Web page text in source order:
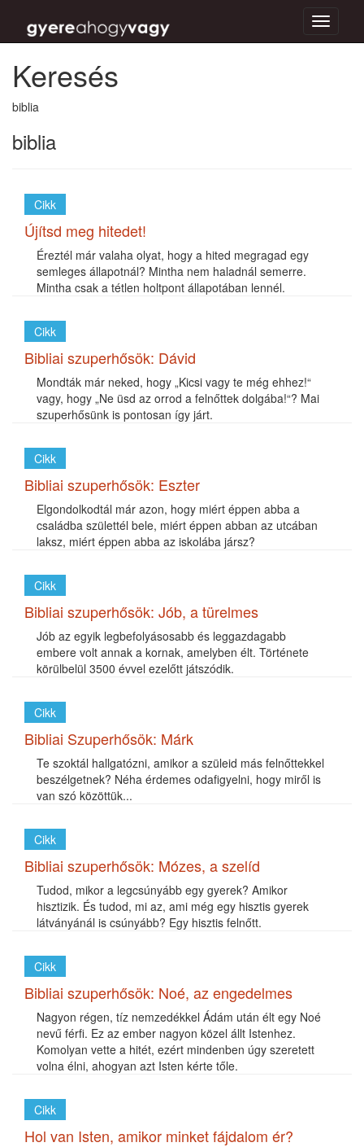
Toggle
Keresés
biblia
biblia
Cikk
Újítsd meg hitedet!
Éreztél már valaha olyat, hogy a hited megragad egy
semleges állapotnál? Mintha nem haladnál semerre.
Mintha csak a tétlen holtpont állapotában lennél.
Cikk
Bibliai szuperhősök: Dávid
Mondták már neked, hogy „Kicsi vagy te még ehhez!“
vagy, hogy „Ne üsd az orrod a felnőttek dolgába!“? Mai
szuperhősünk is pontosan így járt.
Cikk
Bibliai szuperhősök: Eszter
Elgondolkodtál már azon, hogy miért éppen abba a
családba születtél bele, miért éppen abban az utcában
laksz, miért éppen abba az iskolába jársz?
Cikk
Bibliai szuperhősök: Jób, a türelmes
Jób az egyik legbefolyásosabb és leggazdagabb
embere volt annak a kornak, amelyben élt. Története
körülbelül 3500 évvel ezelőtt játszódik.
Cikk
Bibliai Szuperhősök: Márk
Te szoktál hallgatózni, amikor a szüleid más felnőttekkel
beszélgetnek? Néha érdemes odafigyelni, hogy miről is
van szó közöttük...
Cikk
Bibliai szuperhősök: Mózes, a szelíd
Tudod, mikor a legcsúnyább egy gyerek? Amikor
hisztizik. És tudod, mi az, ami még egy hisztis gyerek
látványánál is csúnyább? Egy hisztis felnőtt.
Cikk
Bibliai szuperhősök: Noé, az engedelmes
Nagyon régen, tíz nemzedékkel Ádám után élt egy Noé
nevű férfi. Ez az ember nagyon közel állt Istenhez.
Komolyan vette a hitét, ezért mindenben úgy szeretett
volna élni, ahogyan azt Isten kérte tőle.
Cikk
Hol van Isten, amikor minket fájdalom ér?